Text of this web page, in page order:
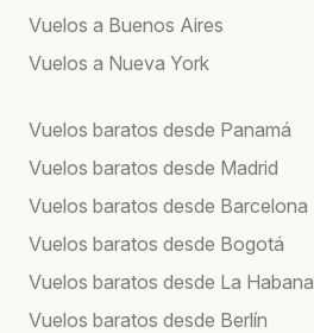
Vuelos a Buenos Aires
Vuelos a Nueva York
Vuelos baratos desde Panamá
Vuelos baratos desde Madrid
Vuelos baratos desde Barcelona
Vuelos baratos desde Bogotá
Vuelos baratos desde La Habana
Vuelos baratos desde Berlín